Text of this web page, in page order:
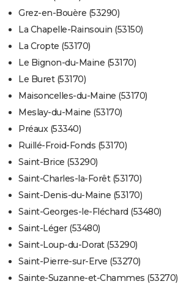
Grez-en-Bouère (53290)
La Chapelle-Rainsouin (53150)
La Cropte (53170)
Le Bignon-du-Maine (53170)
Le Buret (53170)
Maisoncelles-du-Maine (53170)
Meslay-du-Maine (53170)
Préaux (53340)
Ruillé-Froid-Fonds (53170)
Saint-Brice (53290)
Saint-Charles-la-Forêt (53170)
Saint-Denis-du-Maine (53170)
Saint-Georges-le-Fléchard (53480)
Saint-Léger (53480)
Saint-Loup-du-Dorat (53290)
Saint-Pierre-sur-Erve (53270)
Sainte-Suzanne-et-Chammes (53270)